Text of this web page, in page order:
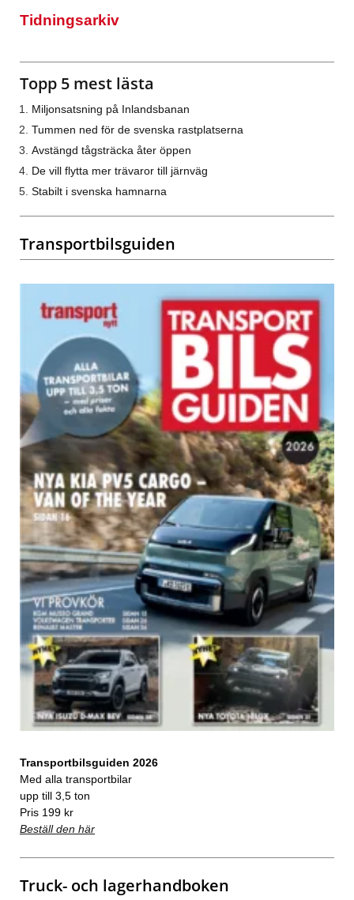
Tidningsarkiv
Topp 5 mest lästa
Miljonsatsning på Inlandsbanan
Tummen ned för de svenska rastplatserna
Avstängd tågsträcka åter öppen
De vill flytta mer trävaror till järnväg
Stabilt i svenska hamnarna
Transportbilsguiden
Transportbilsguiden 2026
Med alla transportbilar
upp till 3,5 ton
Pris 199 kr
Beställ den här
Truck- och lagerhandboken